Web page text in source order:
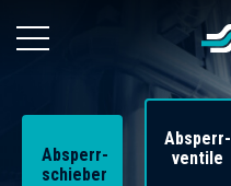
Absperr-
schieber
Absperr-
ventile